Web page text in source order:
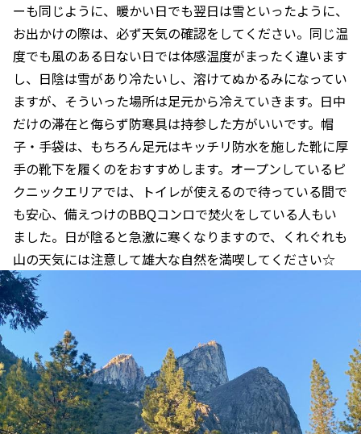
ーも同じように、暖かい日でも翌日は雪といったように、
お出かけの際は、必ず天気の確認をしてください。同じ温
度でも風のある日ない日では体感温度がまったく違います
し、日陰は雪があり冷たいし、溶けてぬかるみになってい
ますが、そういった場所は足元から冷えていきます。日中
だけの滞在と侮らず防寒具は持参した方がいいです。帽
子・手袋は、もちろん足元はキッチリ防水を施した靴に厚
手の靴下を履くのをおすすめします。オープンしているピ
クニックエリアでは、トイレが使えるので待っている間で
も安心、備えつけのBBQコンロで焚火をしている人もい
ました。日が陰ると急激に寒くなりますので、くれぐれも
山の天気には注意して雄大な自然を満喫してください☆